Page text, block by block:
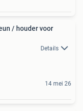
/ houder voor
Details
14 mei 26